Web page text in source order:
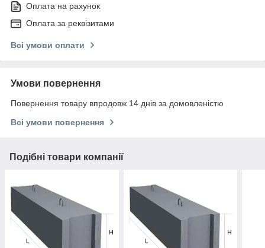
Оплата на рахунок
Оплата за реквізитами
Всі умови оплати
Умови повернення
Повернення товару впродовж 14 днів за домовленістю
Всі умови повернення
Подібні товари компанії